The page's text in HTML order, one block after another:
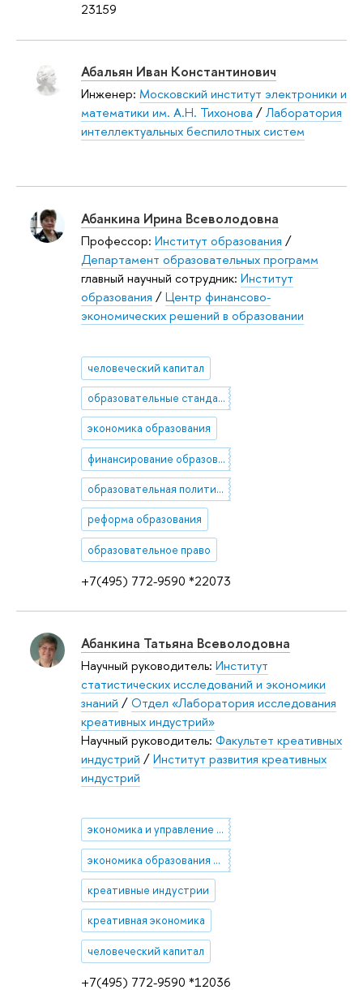
23159
Абальян Иван Константинович
Инженер: Московский институт электроники и
математики им. А.Н. Тихонова /Лаборатория
интеллектуальных беспилотных систем
+7(495) 772-9590 *22073
Абанкина Ирина Всеволодовна
Профессор: Институт образования /
Департамент образовательных программ
главный научный сотрудник: Институт
образования /Центр финансово-
экономических решений в образовании
человеческий капитал
образовательные стандарты
экономика образования
финансирование образования
образовательная политика
реформа образования
образовательное право
+7(495) 772-9590 *12036
Абанкина Татьяна Всеволодовна
Научный руководитель: Институт
статистических исследований и экономики
знаний /Отдел «Лаборатория исследования
креативных индустрий»
Научный руководитель: Факультет креативных
индустрий /Институт развития креативных
индустрий
экономика и управление социальной сферой
экономика образования и культуры, творческие индустрии, частно-государственное партнерство
креативные индустрии
креативная экономика
человеческий капитал